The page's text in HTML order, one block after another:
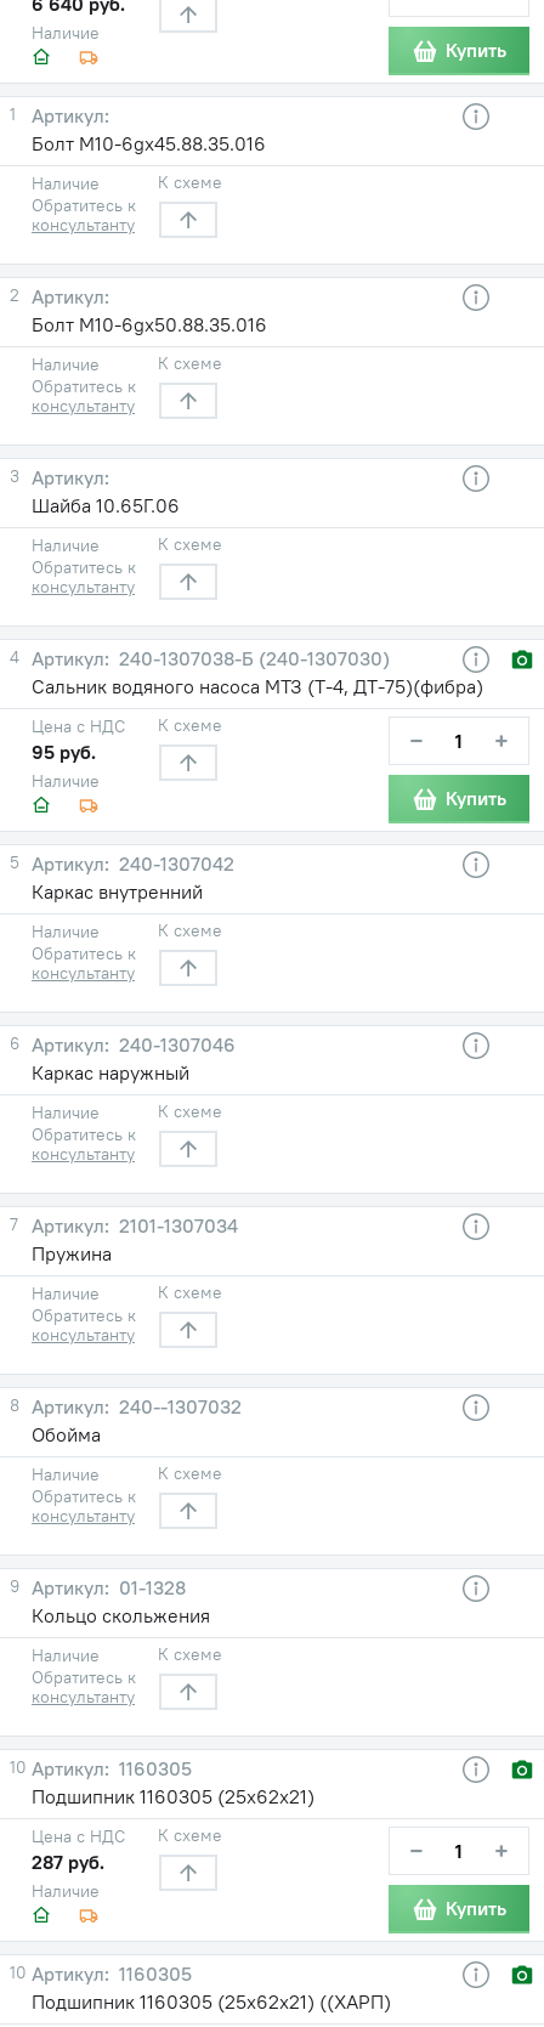
Наличие
Купить
1
Болт М10-6gx45.88.35.016
Наличие
Обратитесь к
консультанту
К схеме
2
Болт М10-6gx50.88.35.016
Наличие
Обратитесь к
консультанту
К схеме
3
Шайба 10.65Г.06
Наличие
Обратитесь к
консультанту
К схеме
4
240-1307038-Б (240-1307030)
Сальник водяного насоса МТЗ (Т-4, ДТ-75)(фибра)
Наличие
Цена с НДС
95 руб.
К схеме − +
Купить
5
240-1307042
Каркас внутренний
Наличие
Обратитесь к
консультанту
К схеме
6
240-1307046
Каркас наружный
Наличие
Обратитесь к
консультанту
К схеме
7
2101-1307034
Пружина
Наличие
Обратитесь к
консультанту
К схеме
8
240--1307032
Обойма
Наличие
Обратитесь к
консультанту
К схеме
9
01-1328
Кольцо скольжения
Наличие
Обратитесь к
консультанту
К схеме
10
1160305
Подшипник 1160305 (25х62х21)
Наличие
Цена с НДС
287 руб.
К схеме − +
Купить
10
1160305
Подшипник 1160305 (25х62х21) ((ХАРП)